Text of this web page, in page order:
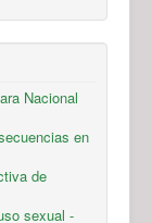
Nacional
en
de
sexual -